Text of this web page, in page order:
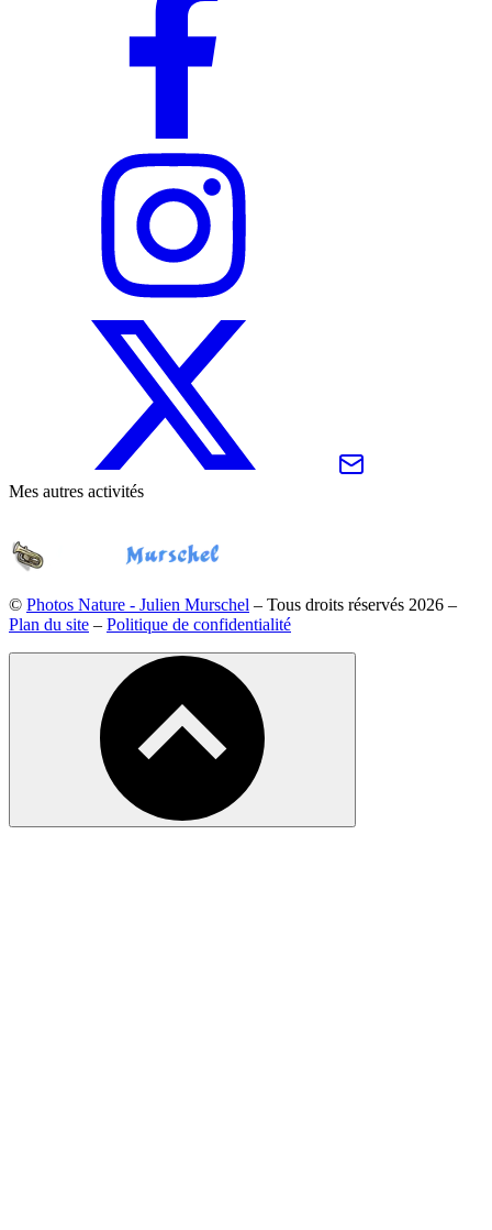
Mes autres activités
© Photos Nature - Julien Murschel – Tous droits réservés 2026 –
Plan du site – Politique de confidentialité